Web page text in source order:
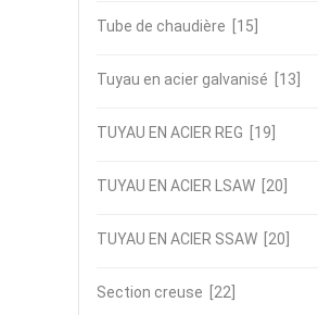
Tube de chaudière [15]
Tuyau en acier galvanisé [13]
TUYAU EN ACIER REG [19]
TUYAU EN ACIER LSAW [20]
TUYAU EN ACIER SSAW [20]
Section creuse [22]